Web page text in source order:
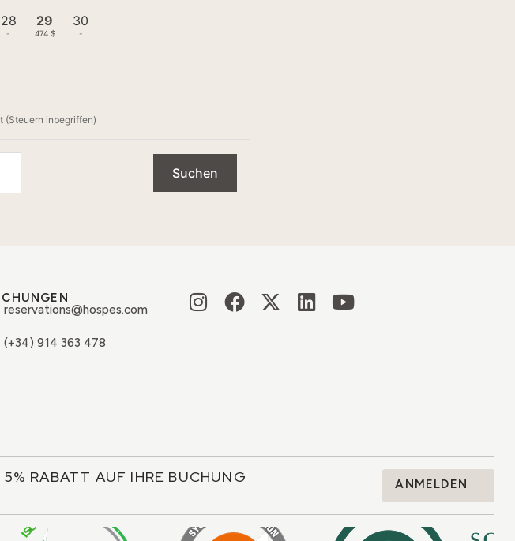
28
-
29
474 $
30
-
(Steuern inbegriffen)
Suchen
reservations@hospes.com
(+34) 914 363 478
RABATT AUF IHRE BUCHUNG ANMELDEN